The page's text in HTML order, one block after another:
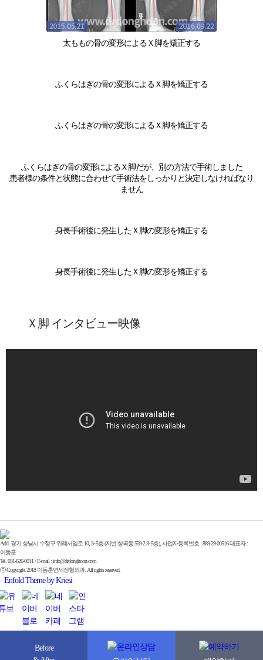
太ももの骨の変形によるＸ脚を矯正する
ふくらはぎの骨の変形によるＸ脚を矯正する
ふくらはぎの骨の変形によるＸ脚を矯正する
ふくらはぎの骨の変形によるＸ脚だが、別の方法で手術しました
患者様の条件と状態に合わせて手術法をしっかりと決定しなければなり
ません
身長手術後に発生したＸ脚の変形を矯正する
身長手術後に発生したＸ脚の変形を矯正する
Ｘ脚 インタビュー映像
Add. 경기 성남시 수정구 위례서일로 10, 3~5층 (지번:창곡동 559-2 3~5층), 사업자등록번호 : 889-29-00516 대표자 :
이동훈
Tel. 031-626-0011 / E-mail : info@drdonghoon.com
ⓒ Copyright 2018 이동훈연세정형외과. All rights reserved.
-Enfold Theme by Kriesi
Before